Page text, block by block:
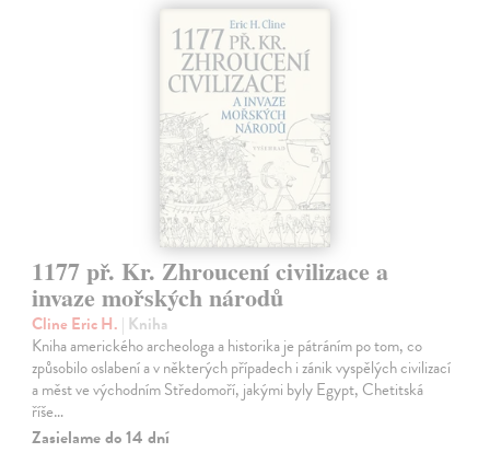
1177 př. Kr. Zhroucení civilizace a
invaze mořských národů
Cline Eric H. | Kniha
Kniha amerického archeologa a historika je pátráním po tom, co
způsobilo oslabení a v některých případech i zánik vyspělých civilizací
a měst ve východním Středomoří, jakými byly Egypt, Chetitská
říše…
Zasielame do 14 dní